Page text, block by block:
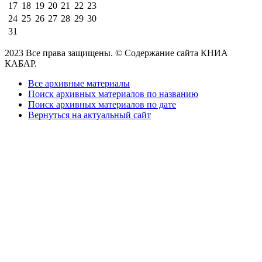
17 18 19 20 21 22 23
24 25 26 27 28 29 30
31
2023 Все права защищены. © Содержание сайта КНИА
КАБАР.
Все архивные материалы
Поиск архивных материалов по названию
Поиск архивных материалов по дате
Вернуться на актуальный сайт